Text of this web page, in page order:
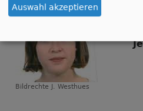
Bildrechte J. Westhues
Auswahl akzeptieren